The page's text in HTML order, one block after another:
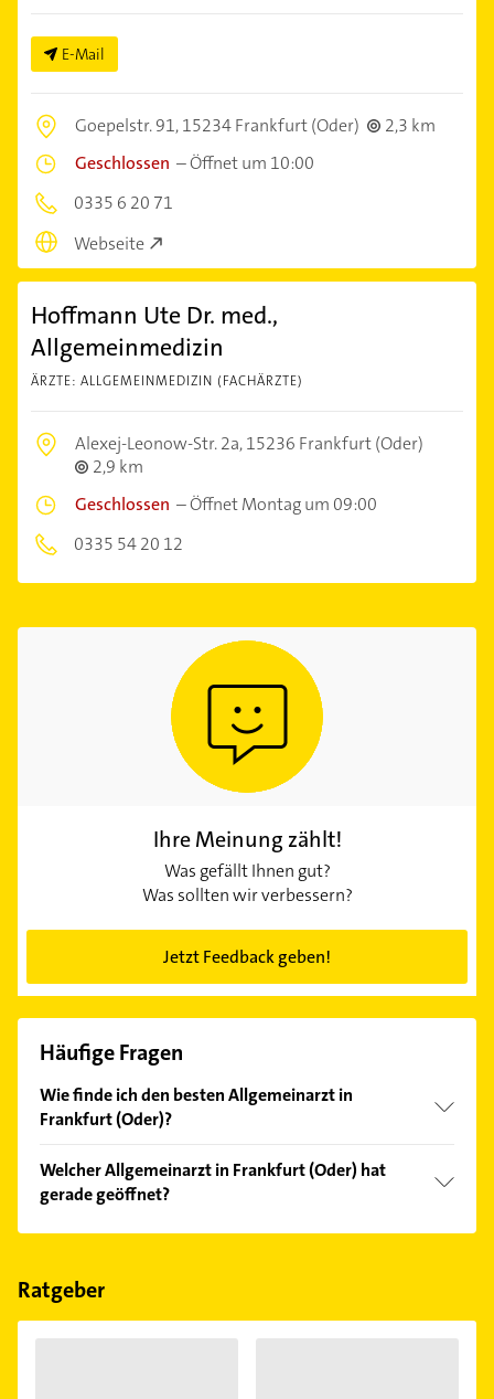
E-Mail
Goepelstr. 91,15234 Frankfurt (Oder)
2,3 km
Geschlossen –Öffnet um 10:00
0335 6 20 71
Webseite
Hoffmann Ute Dr. med.,
Allgemeinmedizin
ÄRZTE: ALLGEMEINMEDIZIN (FACHÄRZTE)
Alexej-Leonow-Str. 2a,15236 Frankfurt (Oder)
2,9 km
Geschlossen –Öffnet Montag um 09:00
0335 54 20 12
Ihre Meinung zählt!
Was gefällt Ihnen gut?
Was sollten wir verbessern?
Jetzt Feedback geben!
Häufige Fragen
Wie finde ich den besten Allgemeinarzt in
Frankfurt (Oder)?
Kundenmeinungen und profitieren Sie von den
Empfehlungen. Die Suchergebnisse können Sie sich
einfach nachBewertungensortiert anzeigen lassen.
Welcher Allgemeinarzt in Frankfurt (Oder) hat
gerade geöffnet?
Im Anbieter-Bereich finden Sie alleÖffnungszeiten.
Feiertagen abweichen können.
Ratgeber